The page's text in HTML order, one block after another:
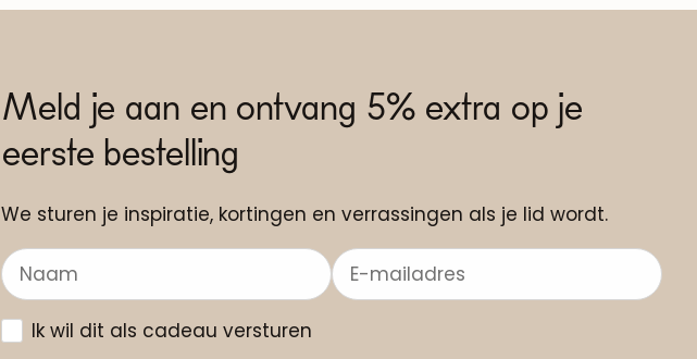
Meld je aan en ontvang 5% extra op je
eerste bestelling
We sturen je inspiratie, kortingen en verrassingen als je lid wordt.
Ik wil dit als cadeau versturen